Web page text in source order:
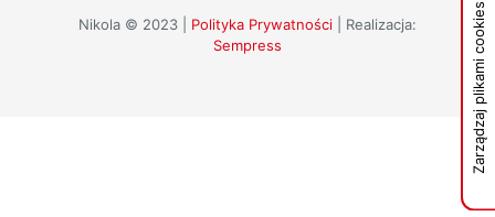
Nikola © 2023 | Polityka Prywatności | Realizacja:
Sempress
Zarządzaj plikami cookies